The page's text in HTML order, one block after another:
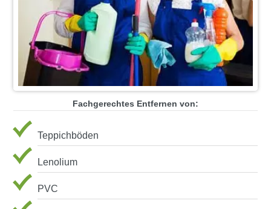
Fachgerechtes Entfernen von:
Teppichböden
Lenolium
PVC